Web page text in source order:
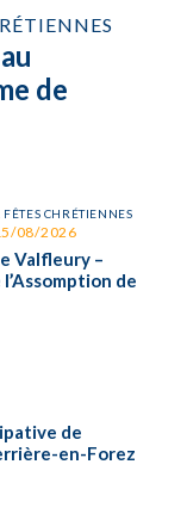
de
CHRÉTIENNES
08/2026
Valfleury –
de
de
en-Forez